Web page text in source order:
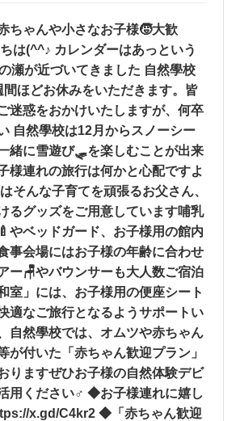
ちゃんや小さなお子様🧒大歓
は(^^♪ カレンダーはあっという
瀬が近づいてきました 自然學校
間ほどお休みをいただきます。皆
迷惑をおかけいたしますが、何卒
自然學校は12月からスノーシー
緒に雪遊び🛷を楽しむことが出来
様連れの旅行は何かと心配ですよ
そんな子育てを頑張るお父さん、
るグッズをご用意しています哺乳
やベッドガード、お子様用の館内
事会場にはお子様の年齢に合わせ
ー🪑やバウンサーも大人数ご宿泊
室」には、お子様用の便座シート
適なご旅行となるようサポートい
自然學校では、オムツや赤ちゃん
が付いた「赤ちゃん歓迎プラン」
りますぜひお子様の自然体験デビ
用ください‍♂️ ◆お子様連れに嬉し
x.gd/C4kr2 ◆「赤ちゃん歓迎